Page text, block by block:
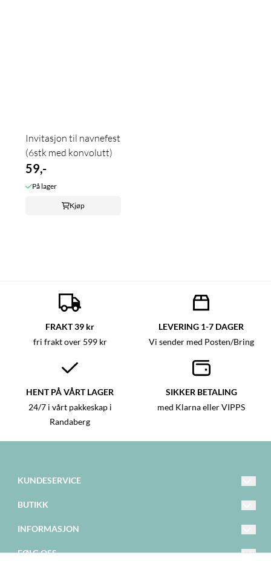
Invitasjon til navnefest
(6stk med konvolutt)
59,-
På lager
Kjøp
FRAKT 39 kr
fri frakt over 599 kr
LEVERING 1-7 DAGER
Vi sender med Posten/Bring
HENT PÅ VÅRT LAGER
24/7 i vårt pakkeskap i
Randaberg
SIKKER BETALING
med Klarna eller VIPPS
KUNDESERVICE
hello@happystar.no
BUTIKK
Vilkår
Kontakt oss
INFORMASJON
FØLG OSS